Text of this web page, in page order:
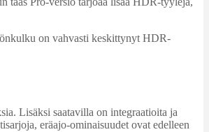
on vahvasti keskittynyt HDR-
Lisäksi saatavilla on integraatioita ja
eräajo-ominaisuudet ovat edelleen